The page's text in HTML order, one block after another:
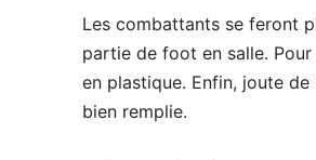
Les combattants se feront
partie de foot en salle. Pour
en plastique. Enfin, joute
bien remplie.